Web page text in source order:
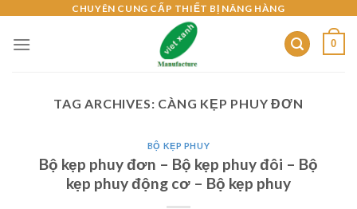
content
CHUYÊN CUNG CẤP THIẾT BỊ NÂNG HÀNG
0
TAG ARCHIVES: CÀNG KẸP PHUY ĐƠN
BỘ KẸP PHUY
Bộ kẹp phuy đơn – Bộ kẹp phuy đôi – Bộ
kẹp phuy động cơ – Bộ kẹp phuy